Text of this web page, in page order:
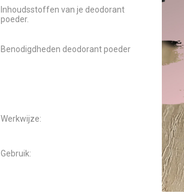
Inhoudsstoffen van je deodorant
poeder.
Benodigdheden deodorant poeder
Werkwijze:
Gebruik: